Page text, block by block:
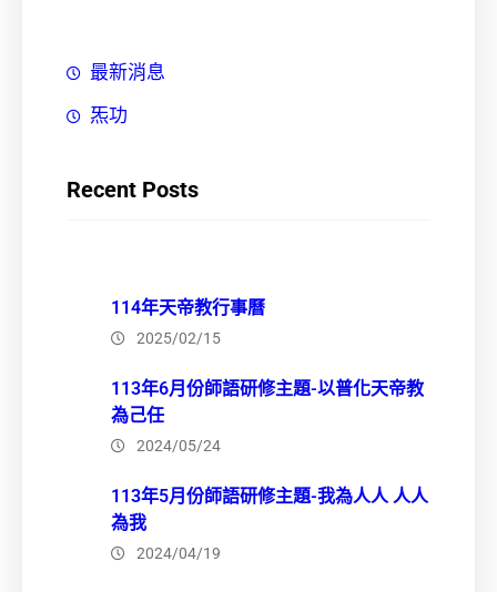
最新消息
炁功
Recent Posts
114年天帝教行事曆
2025/02/15
113年6月份師語研修主題-以普化天帝教
為己任
2024/05/24
113年5月份師語研修主題-我為人人 人人
為我
2024/04/19